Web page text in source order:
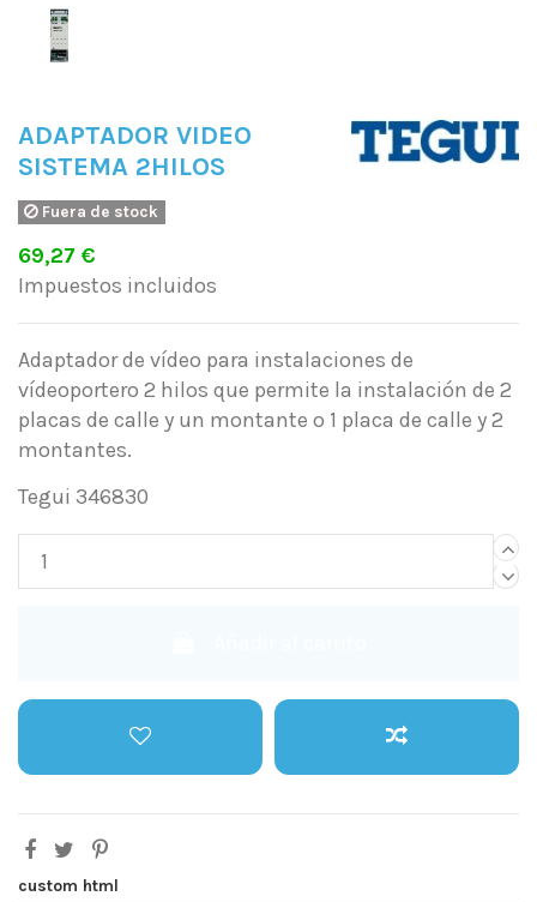
ADAPTADOR VIDEO
SISTEMA 2HILOS
Fuera de stock
69,27 €
Impuestos incluidos
Adaptador de vídeo para instalaciones de
vídeoportero 2 hilos que permite la instalación de 2
placas de calle y un montante o 1 placa de calle y 2
montantes.
Tegui 346830
custom html